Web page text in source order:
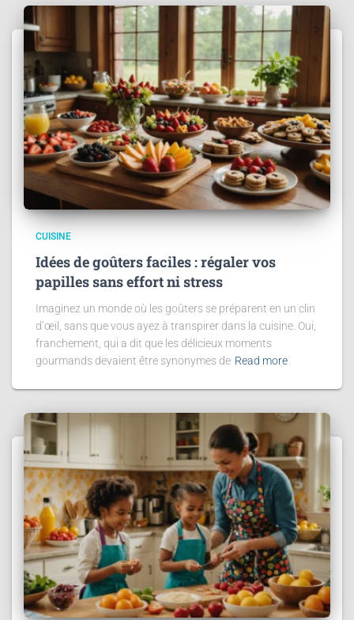
CUISINE
Idées de goûters faciles : régaler vos
papilles sans effort ni stress
Imaginez un monde où les goûters se préparent en un clin
d’œil, sans que vous ayez à transpirer dans la cuisine. Oui,
franchement, qui a dit que les délicieux moments
gourmands devaient être synonymes de Read more